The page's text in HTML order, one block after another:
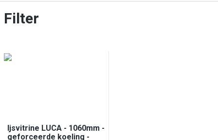
Filter
Ijsvitrine LUCA - 1060mm -
geforceerde koeling -